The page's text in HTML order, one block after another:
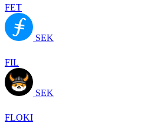
FET
SEK
FIL
SEK
FLOKI